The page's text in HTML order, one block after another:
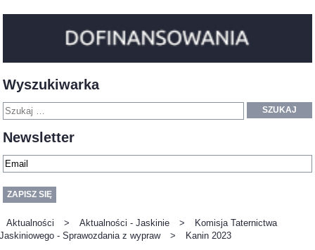
Wyszukiwarka
SZUKAJ
Newsletter
Aktualności > Aktualności - Jaskinie >
Komisja Taternictwa
Jaskiniowego - Sprawozdania z wypraw
> Kanin 2023